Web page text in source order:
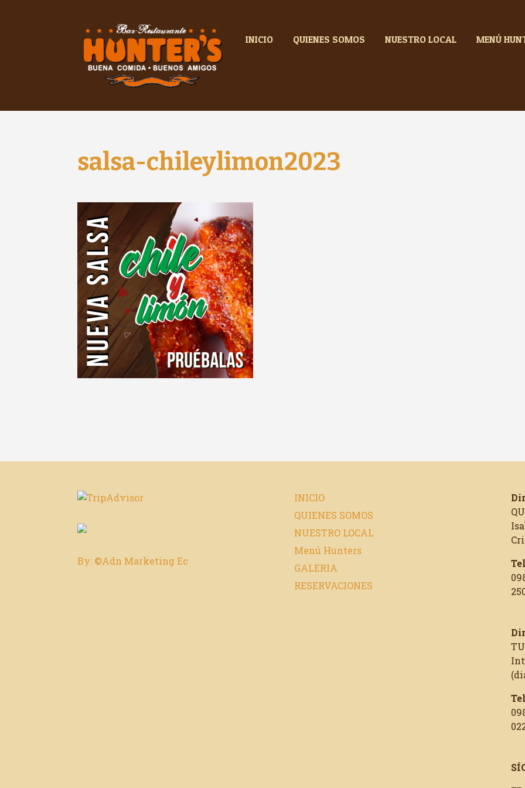
INICIO QUIENES SOMOS NUESTRO LOCAL MENÚ
salsa-chileylimon2023
By: ©Adn Marketing Ec
INICIO
QUIENES SOMOS
NUESTRO LOCAL
Menú Hunters
GALERIA
RESERVACIONES